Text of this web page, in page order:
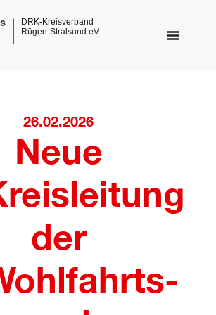
26.02.2026
Neue
der